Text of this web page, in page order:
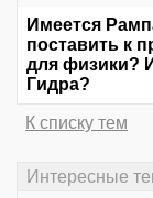
Имеется
поставить к
для физики?
Гидра?
К списку тем
Интересные